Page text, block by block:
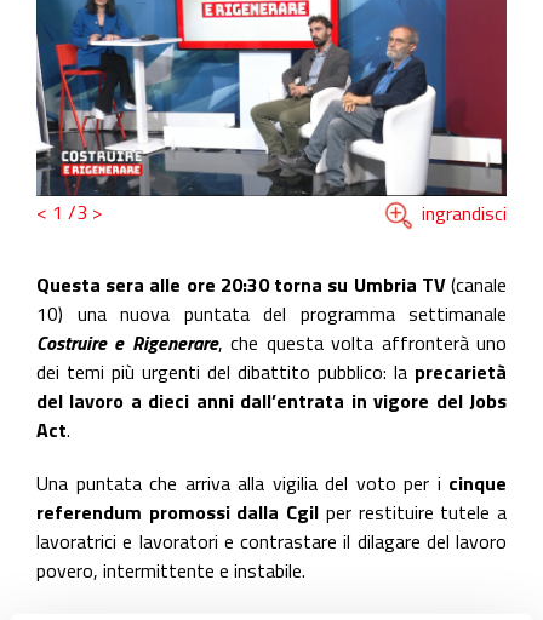
< 1 /3 > ingrandisci
Questa sera alle ore 20:30 torna su Umbria TV(canale
10) una nuova puntata del programma settimanale
Costruire e Rigenerare, che questa volta affronterà uno
dei temi più urgenti del dibattito pubblico: la precarietà
del lavoro a dieci anni dall’entrata in vigore del Jobs
Act.
Una puntata che arriva alla vigilia del voto per i cinque
referendum promossi dalla Cgil per restituire tutele a
lavoratrici e lavoratori e contrastare il dilagare del lavoro
povero, intermittente e instabile.